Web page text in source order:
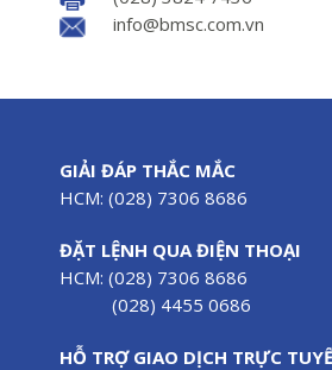
info@bmsc.com.vn
GIẢI ĐÁP THẮC MẮC
HCM: (028) 7306 8686
ĐẶT LỆNH QUA ĐIỆN THOẠI
HCM: (028) 7306 8686
(028) 4455 0686
HỖ TRỢ GIAO DỊCH TRỰC